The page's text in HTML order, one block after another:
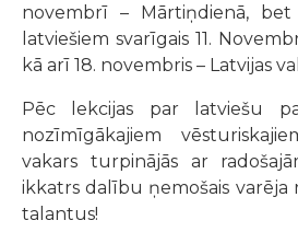
novembrī – Mārtiņdienā,
latviešiem svarīgais 11.
kā arī 18. novembris – Latvijas
Pēc lekcijas par latviešu
nozīmīgākajiem
vakars turpinājās ar
ikkatrs dalību ņemošais varēja
talantus!